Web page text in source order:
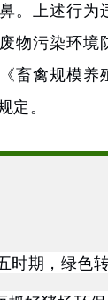
。上述行为
物污染环境
畜禽规模养
定。
时期，绿色